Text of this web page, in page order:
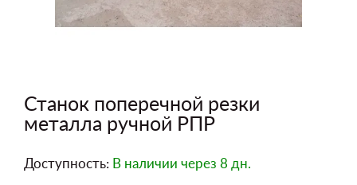
Станок поперечной резки
металла ручной РПР
Доступность: В наличии через 8 дн.